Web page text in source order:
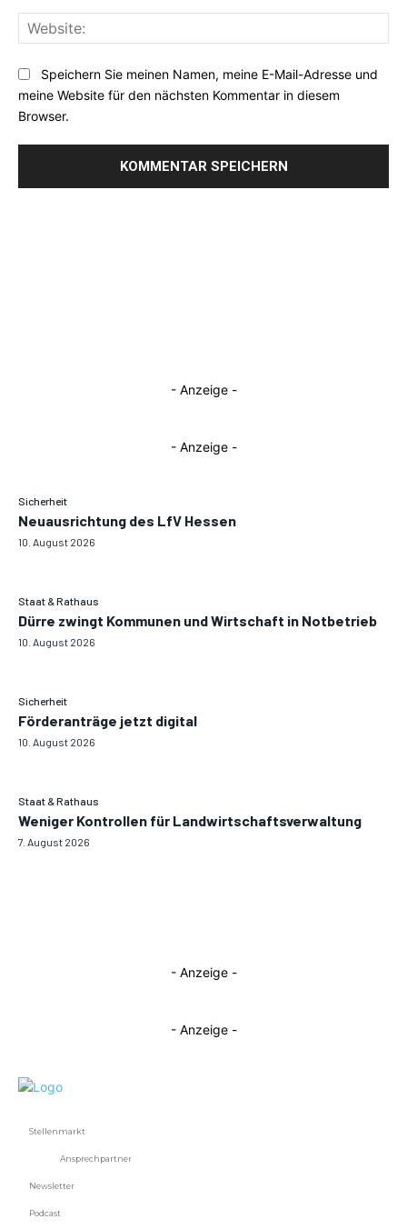
- Anzeige -
- Anzeige -
Sicherheit
Neuausrichtung des LfV Hessen
10. August 2026
Staat & Rathaus
Dürre zwingt Kommunen und Wirtschaft in Notbetrieb
10. August 2026
Sicherheit
Förderanträge jetzt digital
10. August 2026
Staat & Rathaus
Weniger Kontrollen für Landwirtschaftsverwaltung
7. August 2026
Speichern Sie meinen Namen, meine E-Mail-Adresse und
meine Website für den nächsten Kommentar in diesem
Browser.
- Anzeige -
- Anzeige -
Stellenmarkt
Ansprechpartner
Newsletter
Podcast